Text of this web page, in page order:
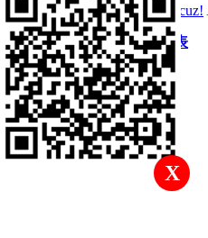
X
© 2001-2011 Powered byDiscuz!
快速回復 返回頂部 返回列表